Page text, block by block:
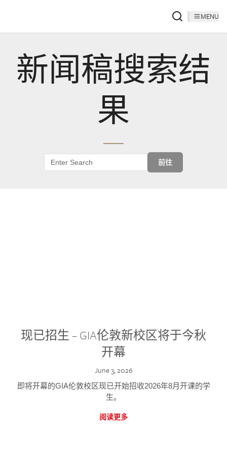
MENU
新闻稿搜索结
果
前往
现已招生 – GIA伦敦新校区将于今秋
开幕
June 3, 2026
即将开幕的GIA伦敦校区现已开始招收2026年8月开课的学
生。
阅读更多